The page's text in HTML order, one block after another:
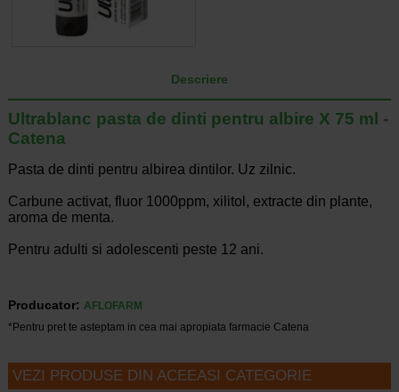
Descriere
Ultrablanc pasta de dinti pentru albire X 75 ml -
Catena
Pasta de dinti pentru albirea dintilor. Uz zilnic.
Carbune activat, fluor 1000ppm, xilitol, extracte din plante,
aroma de menta.
Pentru adulti si adolescenti peste 12 ani.
Producator: AFLOFARM
*Pentru pret te asteptam in cea mai apropiata farmacie Catena
VEZI PRODUSE DIN ACEEASI CATEGORIE